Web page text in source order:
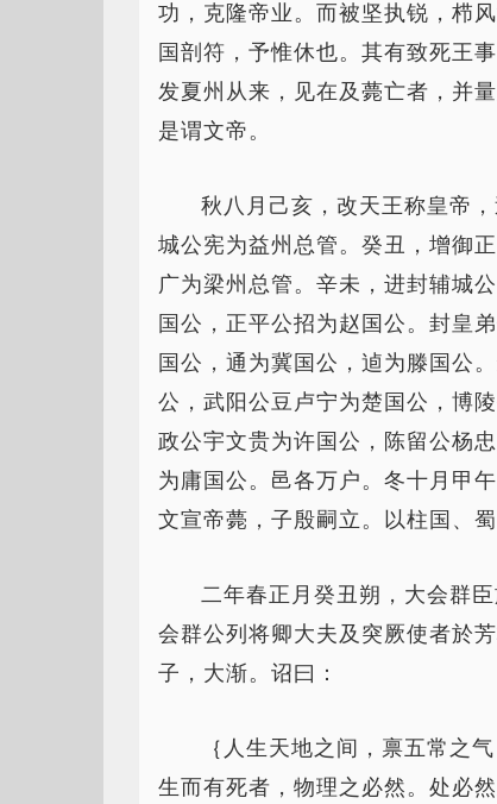
功，克隆帝业。而被坚执锐，栉
国剖符，予惟休也。其有致死王
发夏州从来，见在及薨亡者，并
是谓文帝。
秋八月己亥，改天王称皇帝
城公宪为益州总管。癸丑，增御
广为梁州总管。辛未，进封辅城
国公，正平公招为赵国公。封皇
国公，通为冀国公，逌为滕国公
公，武阳公豆卢宁为楚国公，博
政公宇文贵为许国公，陈留公杨
为庸国公。邑各万户。冬十月甲
文宣帝薨，子殷嗣立。以柱国、
二年春正月癸丑朔，大会群
会群公列将卿大夫及突厥使者於
子，大渐。诏曰：
｛人生天地之间，禀五常之
生而有死者，物理之必然。处必